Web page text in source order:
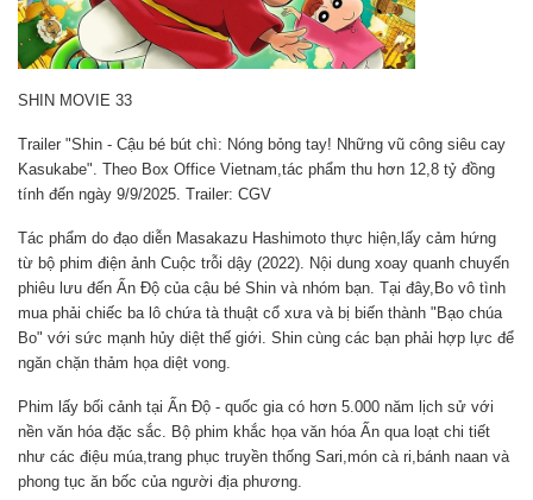
SHIN MOVIE 33
Trailer "Shin - Cậu bé bút chì: Nóng bỏng tay! Những vũ công siêu cay
Kasukabe". Theo Box Office Vietnam,tác phẩm thu hơn 12,8 tỷ đồng
tính đến ngày 9/9/2025. Trailer: CGV
Tác phẩm do đạo diễn Masakazu Hashimoto thực hiện,lấy cảm hứng
từ bộ phim điện ảnh Cuộc trỗi dậy (2022). Nội dung xoay quanh chuyến
phiêu lưu đến Ấn Độ của cậu bé Shin và nhóm bạn. Tại đây,Bo vô tình
mua phải chiếc ba lô chứa tà thuật cổ xưa và bị biến thành "Bạo chúa
Bo" với sức mạnh hủy diệt thế giới. Shin cùng các bạn phải hợp lực để
ngăn chặn thảm họa diệt vong.
Phim lấy bối cảnh tại Ấn Độ - quốc gia có hơn 5.000 năm lịch sử với
nền văn hóa đặc sắc. Bộ phim khắc họa văn hóa Ấn qua loạt chi tiết
như các điệu múa,trang phục truyền thống Sari,món cà ri,bánh naan và
phong tục ăn bốc của người địa phương.